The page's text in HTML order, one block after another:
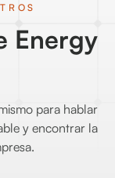
Energy
para hablar
y encontrar la